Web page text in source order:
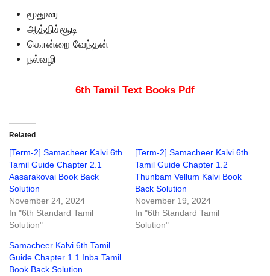
மூதுரை
ஆத்திச்சூடி
கொன்றை வேந்தன்
நல்வழி
6th Tamil Text Books Pdf
Related
[Term-2] Samacheer Kalvi 6th
Tamil Guide Chapter 2.1
Aasarakovai Book Back
Solution
November 24, 2024
In "6th Standard Tamil
Solution"
[Term-2] Samacheer Kalvi 6th
Tamil Guide Chapter 1.2
Thunbam Vellum Kalvi Book
Back Solution
November 19, 2024
In "6th Standard Tamil
Solution"
Samacheer Kalvi 6th Tamil
Guide Chapter 1.1 Inba Tamil
Book Back Solution